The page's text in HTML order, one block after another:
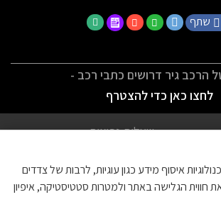
שתף
הרכב גיר דרושים כתבי רכב -
לחצו כאן כדי להצטרף
שאלות נפוצות
צור קשר
איסוף מידע כגון עוגיות, לרבות של צדדים
חווית הגלישה באתר ולמטרות סטטיסטיקה, איפיון